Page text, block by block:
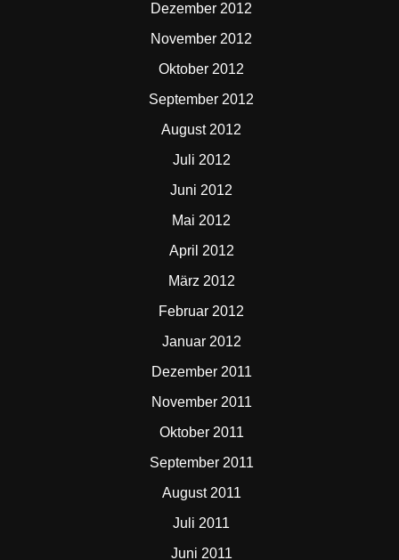
Dezember 2012
November 2012
Oktober 2012
September 2012
August 2012
Juli 2012
Juni 2012
Mai 2012
April 2012
März 2012
Februar 2012
Januar 2012
Dezember 2011
November 2011
Oktober 2011
September 2011
August 2011
Juli 2011
Juni 2011